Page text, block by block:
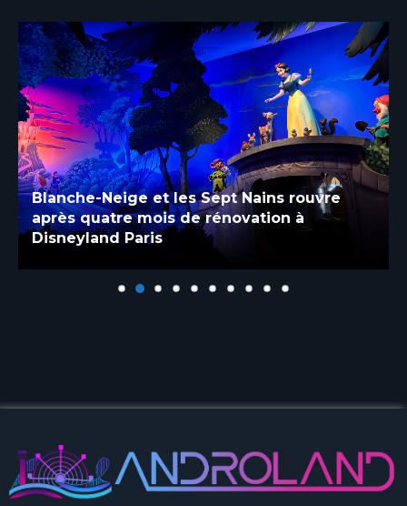
Blanche-Neige et les Sept Nains rouvre
après quatre mois de rénovation à
Disneyland Paris